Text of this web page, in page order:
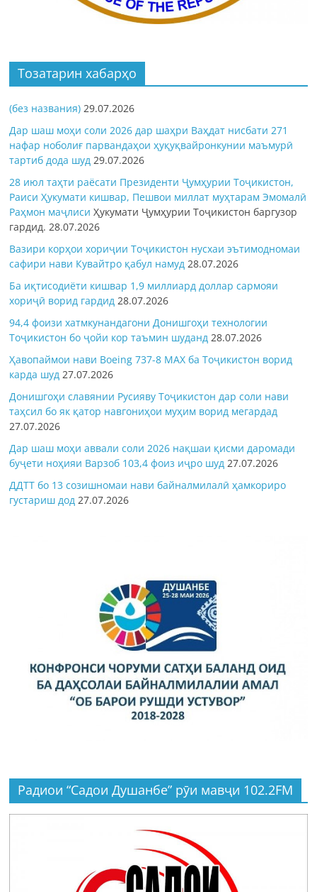
Тозатарин хабарҳо
(без названия) 29.07.2026
Дар шаш моҳи соли 2026 дар шаҳри Ваҳдат нисбати 271
нафар ноболиғ парвандаҳои ҳуқуқвайронкунии маъмурӣ
тартиб дода шуд 29.07.2026
28 июл таҳти раёсати Президенти Ҷумҳурии Тоҷикистон,
Раиси Ҳукумати кишвар, Пешвои миллат муҳтарам Эмомалӣ
Раҳмон маҷлисиҲукумати Ҷумҳурии Тоҷикистон баргузор
гардид.28.07.2026
Вазири корҳои хориҷии Тоҷикистон нусхаи эътимодномаи
сафири нави Кувайтро қабул намуд 28.07.2026
Ба иқтисодиёти кишвар 1,9 миллиард доллар сармояи
хориҷӣ ворид гардид 28.07.2026
94,4 фоизи хатмкунандагони Донишгоҳи технологии
Тоҷикистон бо ҷойи кор таъмин шуданд 28.07.2026
Ҳавопаймои нави Boeing 737-8 MAX ба Тоҷикистон ворид
карда шуд 27.07.2026
Донишгоҳи славянии Русияву Тоҷикистон дар соли нави
таҳсил бо як қатор навгониҳои муҳим ворид мегардад
27.07.2026
Дар шаш моҳи аввали соли 2026 нақшаи қисми даромади
буҷети ноҳияи Варзоб 103,4 фоиз иҷро шуд 27.07.2026
ДДТТ бо 13 созишномаи нави байналмилалӣ ҳамкориро
густариш дод 27.07.2026
Радиои “Садои Душанбе” рӯи мавҷи 102.2FM